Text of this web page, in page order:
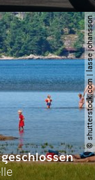
© shutterstock.com | lasse johansson